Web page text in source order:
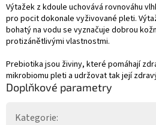
Výtažek z kdoule uchovává rovnováhu
pro pocit dokonale vyživované pleti.
bohatý na vodu se vyznačuje dobrou
protizánětlivými vlastnostmi.
Prebiotika jsou živiny, které pomáhají
mikrobiomu pleti a udržovat tak její
Doplňkové parametry
Kategorie: